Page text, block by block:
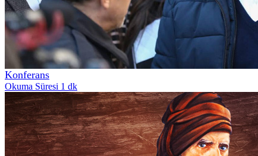
Konferans
Okuma Süresi 1 dk